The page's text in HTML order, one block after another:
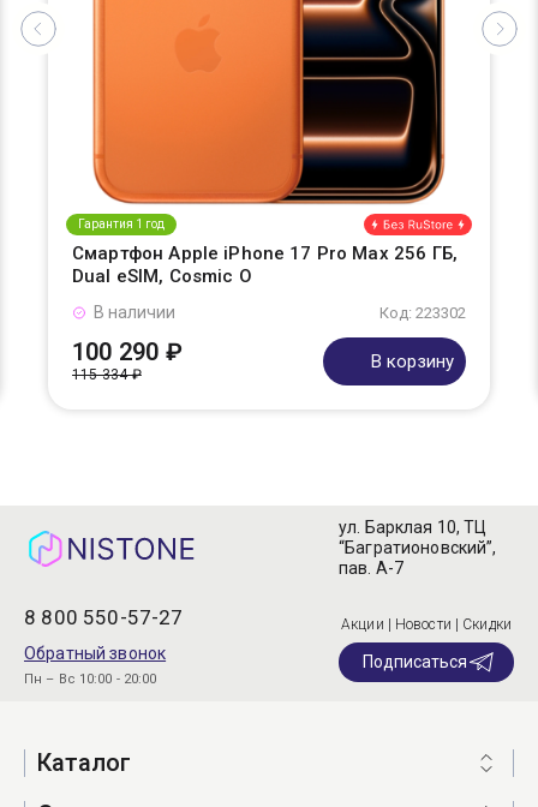
Гарантия 1 год
Смартфон Apple iPhone 17 Pro Max 256 ГБ,
Dual eSIM, Cosmic O
Код: 223302
В наличии
100 290 ₽
115 334 ₽
В корзину
8 800 550-57-27
Обратный звонок
Пн – Вс 10:00 - 20:00
ул. Барклая 10, ТЦ
“Багратионовский”,
пав. А-7
Акции | Новости | Скидки
Подписаться
Каталог